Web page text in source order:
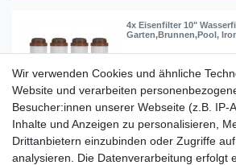
4x Eisenfilter 10"
Garten,Brunnen,Pool,
34,90 € *
4 Stück | 8,72 € / Stück
In den
*inkl. ges. MwSt.zzgl.
Wir verwenden Cookies und ähnliche
Website und verarbeiten
Besucher:innen unserer Webseite (z.B. IP-
Inhalte und Anzeigen zu personalisieren,
Drittanbietern einzubinden oder Zugriffe
analysieren. Die Datenverarbeitung erfolgt